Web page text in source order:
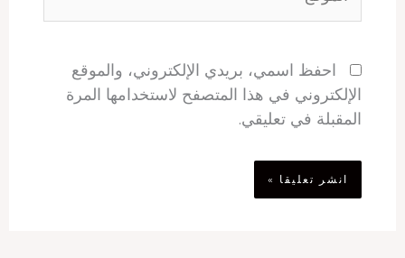
احفظ اسمي، بريدي الإلكتروني، والموقع
الإلكتروني في هذا المتصفح لاستخدامها المرة
المقبلة في تعليقي.